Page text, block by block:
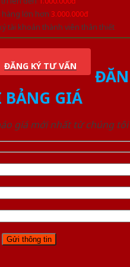
hàng lớn hơn 3.000.000đ
tài khoản thành viên thân thiết
ĐĂNG KÝ TƯ VẤN
BẢNG GIÁ
giá mới nhất từ chúng tôi